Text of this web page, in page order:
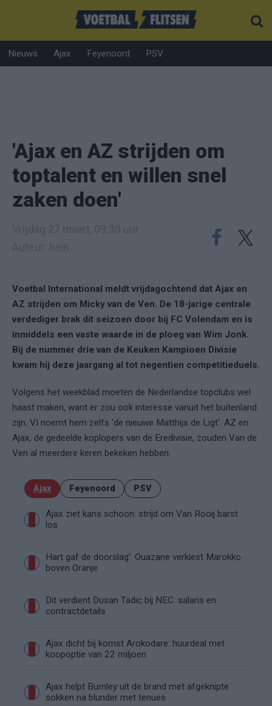
Nieuws Ajax Feyenoord PSV
'Ajax en AZ strijden om
toptalent en willen snel
zaken doen'
Voetbal International meldt vrijdagochtend dat Ajax en
AZ strijden om Micky van de Ven. De 18-jarige centrale
verdediger brak dit seizoen door bij FC Volendam en is
inmiddels een vaste waarde in de ploeg van Wim Jonk.
Bij de nummer drie van de Keuken Kampioen Divisie
kwam hij deze jaargang al tot negentien competitieduels.
Volgens het weekblad moeten de Nederlandse topclubs wel
haast maken, want er zou ook interesse vanuit het buitenland
zijn. VI noemt hem zelfs 'de nieuwe Matthijs de Ligt'. AZ en
Ajax, de gedeelde koplopers van de Eredivisie, zouden Van de
Ven al meerdere keren bekeken hebben.
Ajax Feyenoord PSV
Ajax ziet kans schoon: strijd om Van Rooij barst
los
Hart gaf de doorslag': Ouazane verkiest Marokko
boven Oranje
Dit verdient Dusan Tadic bij NEC: salaris en
contractdetails
Ajax dicht bij komst Arokodare: huurdeal met
koopoptie van 22 miljoen
Ajax helpt Burnley uit de brand met afgeknipte
sokken na blunder met tenues